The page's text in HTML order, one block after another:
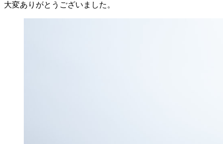
大変ありがとうございました。